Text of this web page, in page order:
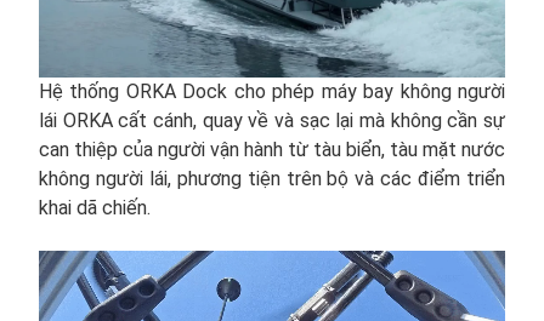
Hệ thống ORKA Dock cho phép máy bay không người
lái ORKA cất cánh, quay về và sạc lại mà không cần sự
can thiệp của người vận hành từ tàu biển, tàu mặt nước
không người lái, phương tiện trên bộ và các điểm triển
khai dã chiến.